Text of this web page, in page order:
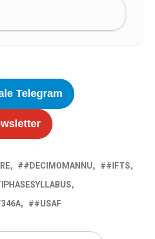
Telegram
#DECIMOMANNU
#IFTS
#USAF